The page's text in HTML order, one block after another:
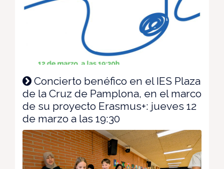
Concierto benéfico en el IES Plaza
de la Cruz de Pamplona, en el marco
de su proyecto Erasmus+: jueves 12
de marzo a las 19:30